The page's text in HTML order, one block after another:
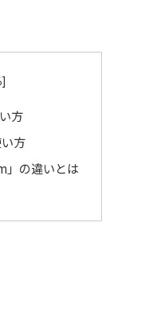
方
方
」の違いとは